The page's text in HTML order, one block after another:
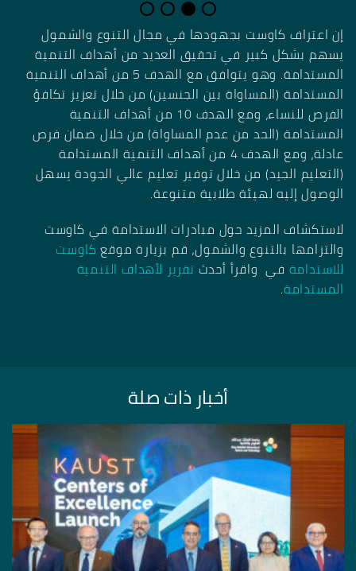
إن اعتراف كاوست بجهودها في مجال التنوع والشمول
يسهم بشكل كبير في تحقيق العديد من أهداف التنمية
المستدامة. وهو يتوافق مع الهدف 5 من أهداف التنمية
المستدامة (المساواة بين الجنسين) من خلال تعزيز تكافؤ
الفرص للنساء، ومع الهدف 10 من أهداف التنمية
المستدامة (الحد من عدم المساواة) من خلال ضمان فرص
عادلة، ومع الهدف 4 من أهداف التنمية المستدامة
(التعليم الجيد) من خلال توفير تعليم عالي الجودة يسهل
الوصول إليه لهيئة طلابية متنوعة.
لاستكشاف المزيد حول مبادرات الاستدامة في كاوست
والتزامها بالتنوع والشمول، قم بزيارة موقع كاوست
للاستدامة في واقرأ أحدث تقرير لأهداف التنمية
المستدامة.
أخبار ذات صلة